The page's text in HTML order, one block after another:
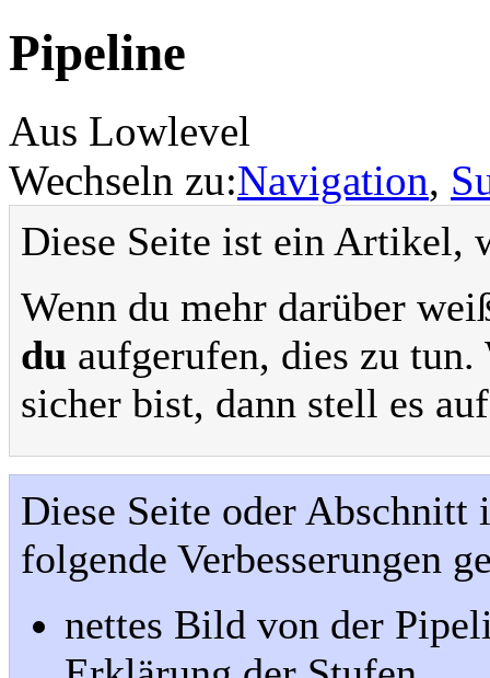
Pipeline
Aus Lowlevel
Wechseln zu:Navigation,
Diese Seite ist ein Artikel,
Wenn du mehr darüber
du aufgerufen, dies zu
sicher bist, dann stell es
Diese Seite oder
folgende Verbesserungen
nettes Bild von der